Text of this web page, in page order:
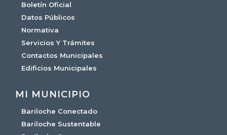
Boletín Oficial
Datos Públicos
Normativa
Servicios Y Trámites
Contactos Municipales
Edificios Municipales
MI MUNICIPIO
Bariloche Conectado
Bariloche Sustentable